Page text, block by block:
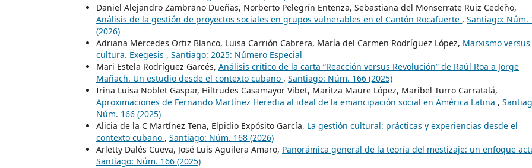
Daniel Alejandro Zambrano Dueñas, Norberto Pelegrín Entenza, Sebastiana del Monserrate Ruiz Cedeño,
Análisis de la gestión de proyectos sociales en grupos vulnerables en el Cantón Rocafuerte , Santiago: Núm.
(2026)
Adriana Mercedes Ortiz Blanco, Luisa Carrión Cabrera, María del Carmen Rodríguez López, Marxismo versus
cultura. Exegesis , Santiago: 2025: Número Especial
Mari Estela Rodríguez Garcés, Análisis crítico de la carta “Reacción versus Revolución” de Raúl Roa a Jorge
Mañach. Un estudio desde el contexto cubano , Santiago: Núm. 166 (2025)
Irina Luisa Noblet Gaspar, Hiltrudes Casamayor Vibet, Maritza Maure López, Maribel Turro Carratalá,
Aproximaciones de Fernando Martínez Heredia al ideal de la emancipación social en América Latina ,
Núm. 166 (2025)
Alicia de la C Martínez Tena, Elpidio Expósito García, La gestión cultural: prácticas y experiencias desde el
contexto cubano , Santiago: Núm. 168 (2026)
Arletty Dalés Cueva, José Luis Aguilera Amaro, Panorámica general de la teoría del mestizaje: un enfoque
Santiago: Núm. 166 (2025)